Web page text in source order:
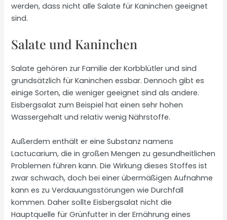
werden, dass nicht alle Salate für Kaninchen geeignet
sind.
Salate und Kaninchen
Salate gehören zur Familie der Korbblütler und sind
grundsätzlich für Kaninchen essbar. Dennoch gibt es
einige Sorten, die weniger geeignet sind als andere.
Eisbergsalat zum Beispiel hat einen sehr hohen
Wassergehalt und relativ wenig Nährstoffe.
Außerdem enthält er eine Substanz namens
Lactucarium, die in großen Mengen zu gesundheitlichen
Problemen führen kann. Die Wirkung dieses Stoffes ist
zwar schwach, doch bei einer übermäßigen Aufnahme
kann es zu Verdauungsstörungen wie Durchfall
kommen. Daher sollte Eisbergsalat nicht die
Hauptquelle für Grünfutter in der Ernährung eines